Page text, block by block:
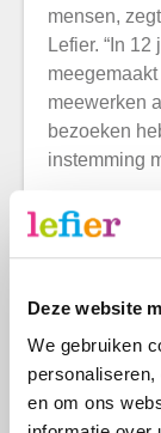
Deze website
We gebruiken
en om ons
mensen,
Lefier. “In
meewerken
bezoeken
instemming
Warme maatregelen zonder
“We vinden
Miranda ten
de
kunnen ze